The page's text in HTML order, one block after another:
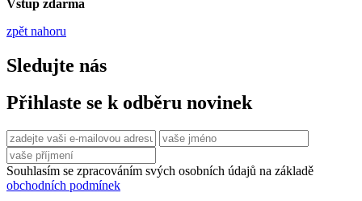
Vstup zdarma
zpět nahoru
Sledujte nás
Přihlaste se k odběru novinek
Souhlasím se zpracováním svých osobních údajů na základě
obchodních podmínek